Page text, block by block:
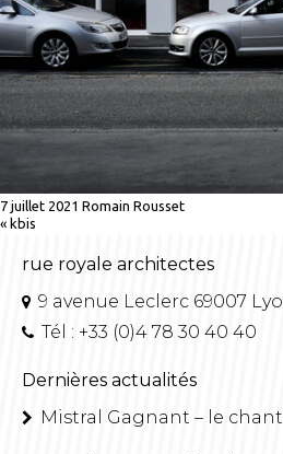
7 juillet 2021 Romain Rousset
« kbis
rue royale architectes
9 avenue Leclerc 69007
Tél : +33 (0)4 78 30 40 40
Dernières actualités
Mistral Gagnant – le